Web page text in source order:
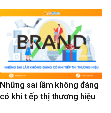
Những sai lầm không đáng
có khi tiếp thị thương hiệu